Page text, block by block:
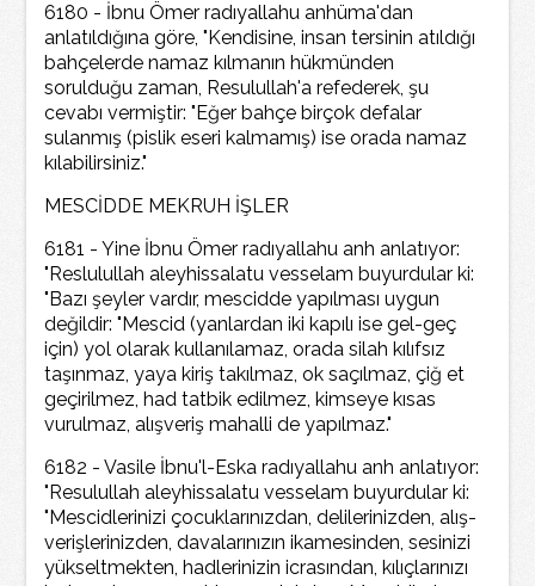
6180 - İbnu Ömer radıyallahu anhüma'dan
anlatıldığına göre, "Kendisine, insan tersinin atıldığı
bahçelerde namaz kılmanın hükmünden
sorulduğu zaman, Resulullah'a refederek, şu
cevabı vermiştir: "Eğer bahçe birçok defalar
sulanmış (pislik eseri kalmamış) ise orada namaz
kılabilirsiniz."
MESCİDDE MEKRUH İŞLER
6181 - Yine İbnu Ömer radıyallahu anh anlatıyor:
"Reslulullah aleyhissalatu vesselam buyurdular ki:
"Bazı şeyler vardır, mescidde yapılması uygun
değildir: "Mescid (yanlardan iki kapılı ise gel-geç
için) yol olarak kullanılamaz, orada silah kılıfsız
taşınmaz, yaya kiriş takılmaz, ok saçılmaz, çiğ et
geçirilmez, had tatbik edilmez, kimseye kısas
vurulmaz, alışveriş mahalli de yapılmaz."
6182 - Vasile İbnu'l-Eska radıyallahu anh anlatıyor:
"Resulullah aleyhissalatu vesselam buyurdular ki:
"Mescidlerinizi çocuklarınızdan, delilerinizden, alış-
verişlerinizden, davalarınızın ikamesinden, sesinizi
yükseltmekten, hadlerinizin icrasından, kılıçlarınızı